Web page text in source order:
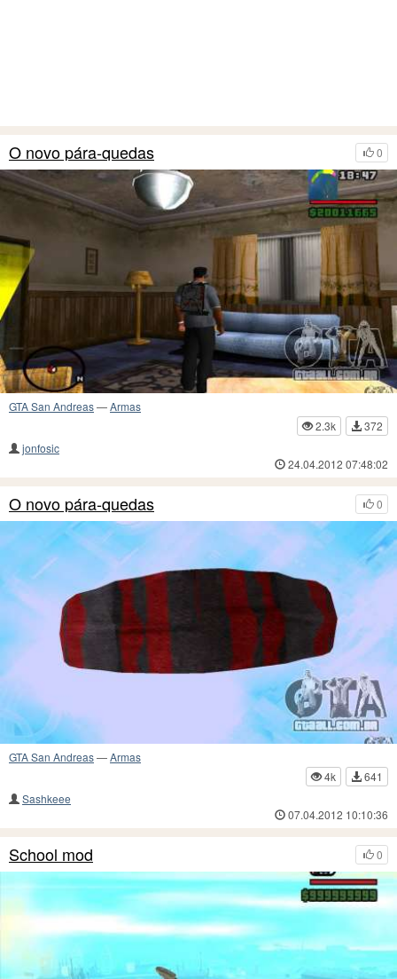
0
O novo pára-quedas
GTA San Andreas—Armas
2.3k
372
jonfosic
24.04.2012 07:48:02
0
O novo pára-quedas
GTA San Andreas—Armas
4k
641
Sashkeee
07.04.2012 10:10:36
0
School mod